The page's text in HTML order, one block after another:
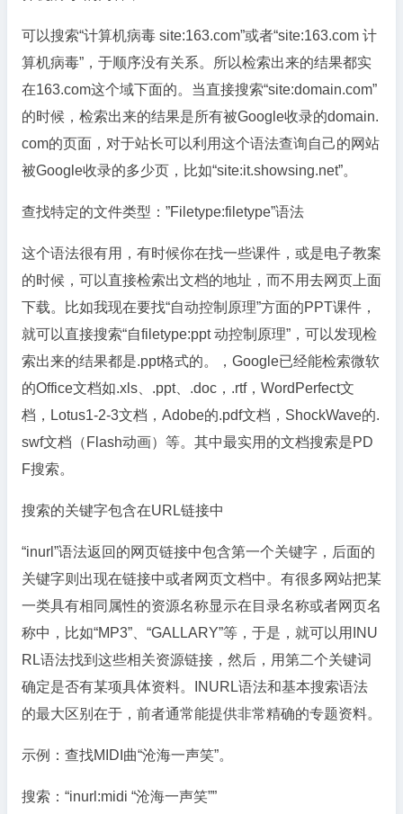
可以搜索“计算机病毒 site:163.com”或者“site:163.com 计
算机病毒”，于顺序没有关系。所以检索出来的结果都实
在163.com这个域下面的。当直接搜索“site:domain.com”
的时候，检索出来的结果是所有被Google收录的domain.
com的页面，对于站长可以利用这个语法查询自己的网站
被Google收录的多少页，比如“site:it.showsing.net”。
查找特定的文件类型：”Filetype:filetype”语法
这个语法很有用，有时候你在找一些课件，或是电子教案
的时候，可以直接检索出文档的地址，而不用去网页上面
下载。比如我现在要找“自动控制原理”方面的PPT课件，
就可以直接搜索“自filetype:ppt 动控制原理”，可以发现检
索出来的结果都是.ppt格式的。，Google已经能检索微软
的Office文档如.xls、.ppt、.doc，.rtf，WordPerfect文
档，Lotus1-2-3文档，Adobe的.pdf文档，ShockWave的.
swf文档（Flash动画）等。其中最实用的文档搜索是PD
F搜索。
搜索的关键字包含在URL链接中
“inurl”语法返回的网页链接中包含第一个关键字，后面的
关键字则出现在链接中或者网页文档中。有很多网站把某
一类具有相同属性的资源名称显示在目录名称或者网页名
称中，比如“MP3”、“GALLARY”等，于是，就可以用INU
RL语法找到这些相关资源链接，然后，用第二个关键词
确定是否有某项具体资料。INURL语法和基本搜索语法
的最大区别在于，前者通常能提供非常精确的专题资料。
示例：查找MIDI曲“沧海一声笑”。
搜索：“inurl:midi “沧海一声笑””